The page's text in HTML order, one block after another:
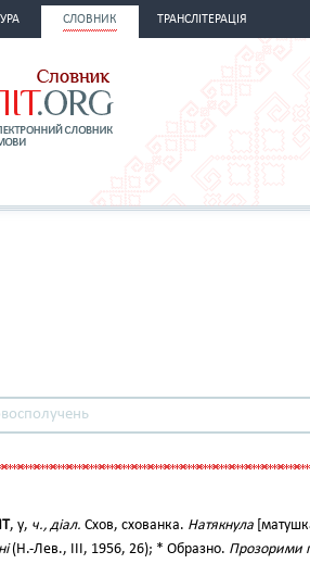
СЛОВНИК ТРАНСЛІТЕРАЦІЯ
, у, ч., діал. Схов, схованка. Натякнула
(Н.-Лев., III, 1956, 26); * Образно. Прозорими